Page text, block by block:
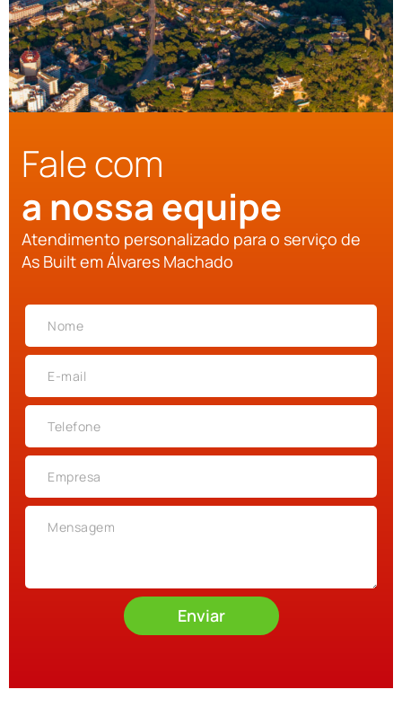
Fale com
a nossa equipe
Atendimento personalizado para o serviço de
As Built em Álvares Machado
Enviar